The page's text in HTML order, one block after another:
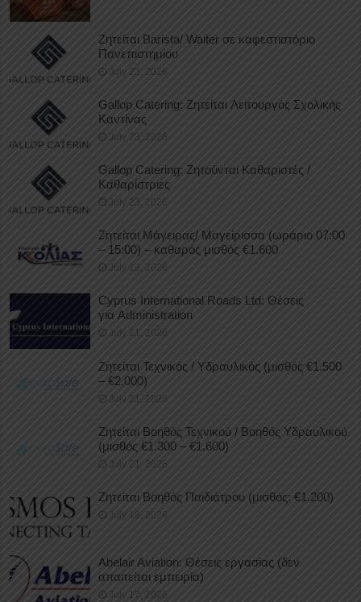
Ζητείται Barista/ Waiter σε καφεστιατόριο
Πανεπιστημίου
July 23, 2026
Gallop Catering: Ζητείται Λειτουργός Σχολικής
Καντίνας
July 23, 2026
Gallop Catering: Ζητούνται Καθαριστές /
Καθαρίστριες
July 23, 2026
Ζητείται Μάγειρας/ Μαγείρισσα (ωράριο 07:00
– 15:00) – καθαρός μισθός €1.600
July 23, 2026
Cyprus International Roads Ltd: Θέσεις
για Administration
July 21, 2026
Ζητείται Τεχνικός / Υδραυλικός (μισθός €1.500
– €2.000)
July 21, 2026
Ζητείται Βοηθός Τεχνικού / Βοηθός Υδραυλικού
(μισθός €1.300 – €1.600)
July 21, 2026
Ζητείται Βοηθός Παιδιάτρου (μισθός: €1.200)
July 18, 2026
Abelair Aviation: Θέσεις εργασίας (δεν
απαιτείται εμπειρία)
July 17, 2026